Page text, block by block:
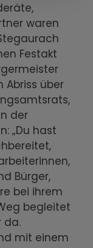
waren
Festakt
Abriss über
der
„Du hast
Bürger,
bei ihrem
begleitet
da.
mit einem